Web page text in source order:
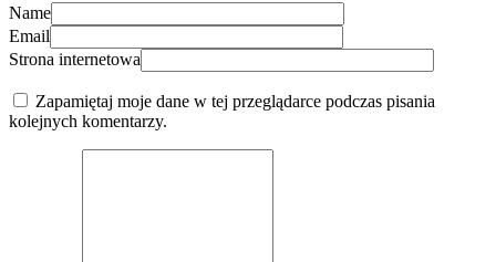
Name
Email
Strona internetowa
Zapamiętaj moje dane w tej przeglądarce podczas pisania
kolejnych komentarzy.